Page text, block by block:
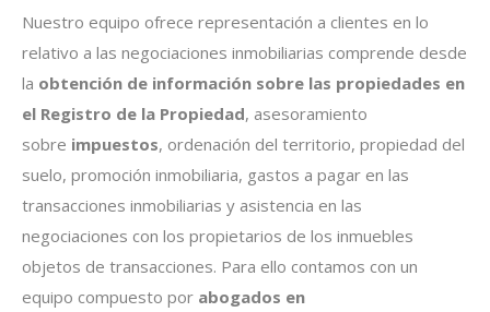
Nuestro equipo ofrece representación a clientes en lo
relativo a las negociaciones inmobiliarias comprende desde
la obtención de información sobre las propiedades en
el Registro de la Propiedad, asesoramiento
sobre impuestos, ordenación del territorio, propiedad del
suelo, promoción inmobiliaria, gastos a pagar en las
transacciones inmobiliarias y asistencia en las
negociaciones con los propietarios de los inmuebles
objetos de transacciones. Para ello contamos con un
equipo compuesto por abogados en